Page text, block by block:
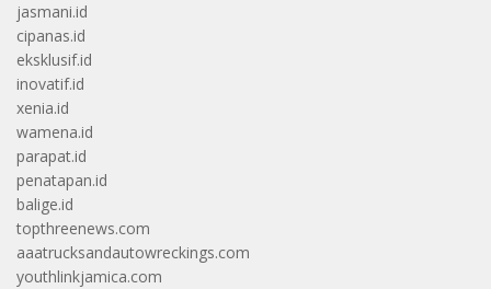
jasmani.id
cipanas.id
eksklusif.id
inovatif.id
xenia.id
wamena.id
parapat.id
penatapan.id
balige.id
topthreenews.com
aaatrucksandautowreckings.com
youthlinkjamica.com